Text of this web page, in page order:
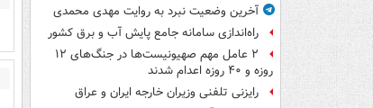
آخرین وضعیت نبرد به روایت مهدی محمدی
راه‌اندازی سامانه جامع پایش آب و برق کشور
۲ عامل مهم صهیونیست‌ها در جنگ‌های ۱۲
روزه و ۴۰ روزه اعدام شدند
رایزنی تلفنی وزیران خارجه ایران و عراق